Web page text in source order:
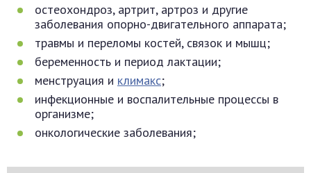
остеохондроз, артрит, артроз и другие
заболевания опорно-двигательного аппарата;
травмы и переломы костей, связок и мышц;
беременность и период лактации;
менструация и климакс;
инфекционные и воспалительные процессы в
организме;
онкологические заболевания;